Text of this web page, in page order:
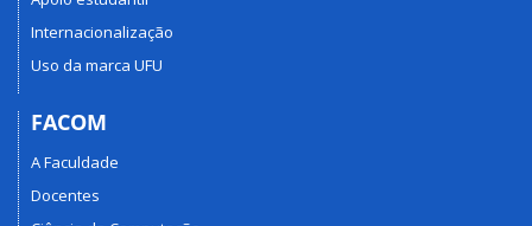
Internacionalização
Uso da marca UFU
FACOM
A Faculdade
Docentes